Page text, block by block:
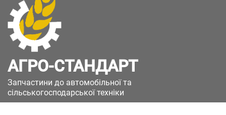
АГРО-СТАНДАРТ
Запчастини до автомобільної та
сільськогосподарської техніки